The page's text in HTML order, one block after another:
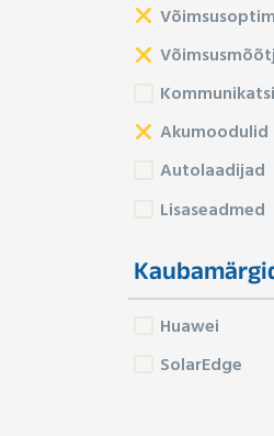
Akumoodulid
Autolaadijad
Lisaseadmed
Huawei
SolarEdge